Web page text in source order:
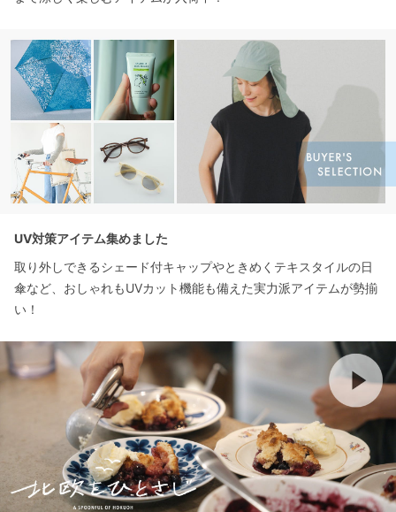
UV対策アイテム集めました
取り外しできるシェード付キャップやときめくテキスタイルの日
傘など、おしゃれもUVカット機能も備えた実力派アイテムが勢揃
い！